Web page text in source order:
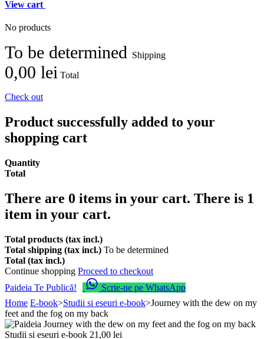
View cart
No products
To be determined Shipping
0,00 lei Total
Check out
Product successfully added to your
shopping cart
Quantity
Total
There are 0 items in your cart. There is 1
item in your cart.
Total products (tax incl.)
Total shipping (tax incl.) To be determined
Total (tax incl.)
Continue shopping Proceed to checkout
Paideia Te Publică!
Scrie-ne pe WhatsApp
Home E-book>Studii si eseuri e-book>Journey with the dew on my
feet and the fog on my back